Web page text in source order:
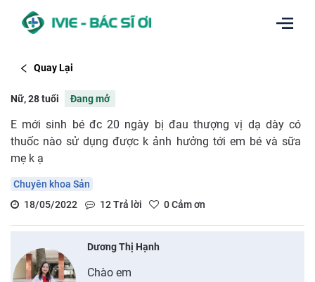
Quay Lại
Nữ, 28 tuổi Đang mở
E mới sinh bé đc 20 ngày bị đau thượng vị dạ dày có
thuốc nào sử dụng được k ảnh hưởng tới em bé và sữa
mẹ k ạ
Chuyên khoa Sản
18/05/2022
12Trả lời 0Cảm ơn
Dương Thị Hạnh
Chào em